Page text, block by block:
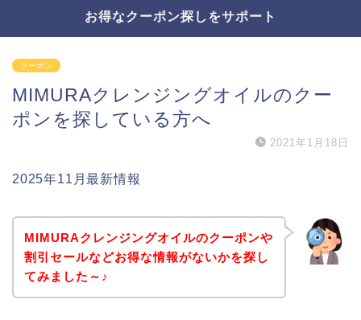
お得なクーポン探しをサポート
クーポン
MIMURAクレンジングオイルのクー
ポンを探している方へ
2021年1月18日
2025年11月最新情報
MIMURAクレンジングオイルのクーポンや
割引セールなどお得な情報がないかを探し
てみました～♪